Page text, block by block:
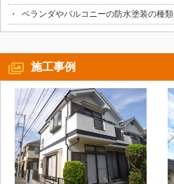
ベランダやバルコニーの防水塗装の種類
施工事例